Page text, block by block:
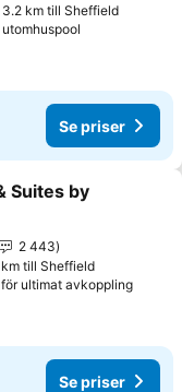
km till Sheffield
Se priser
Favoriter
Suites by
2 443
till Sheffield
ultimat avkopplingSe
Se priser